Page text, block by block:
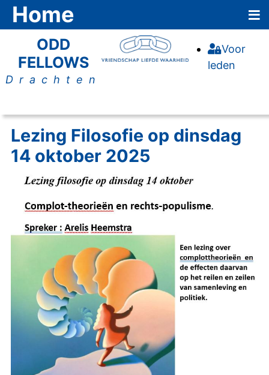
ODD
FELLOWS
Drachten
Voor
leden
Lezing Filosofie op dinsdag
14 oktober 2025
Home ≡